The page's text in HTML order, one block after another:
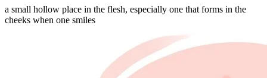
a small hollow place in the flesh, especially one that forms in the
cheeks when one smiles